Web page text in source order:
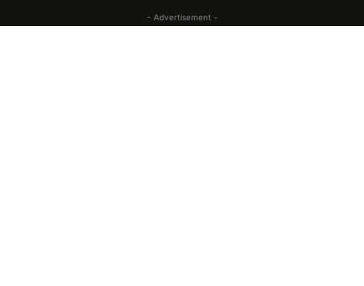
- Advertisement -